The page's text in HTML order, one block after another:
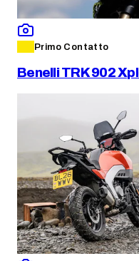
Primo Contatto
Benelli TRK 902